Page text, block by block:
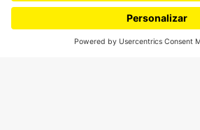
NEWSLETTER